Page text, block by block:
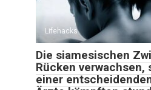
Lifehacks
Die siamesischen
Rücken verwachsen,
einer